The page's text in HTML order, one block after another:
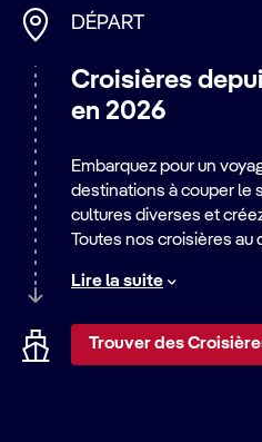
DÉPART
Croisières
en 2026
Embarquez pour un
destinations à couper le
cultures diverses et
Toutes nos croisières au
en bord de mer aux
Lire la suite
Trouver des